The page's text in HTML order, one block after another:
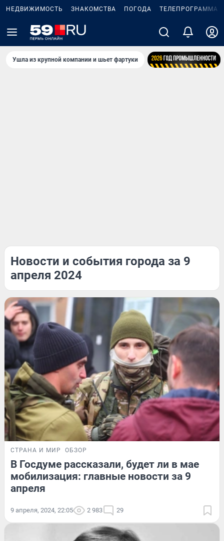
НЕДВИЖИМОСТЬ ЗНАКОМСТВА ПОГОДА ТЕЛЕПРОГРАММА
Ушла из крупной компании и шьет фартуки
Новости и события города за 9
апреля 2024
СТРАНА И МИР ОБЗОР
В Госдуме рассказали, будет ли в мае
мобилизация: главные новости за 9
апреля
9 апреля, 2024, 22:05 2 983 29